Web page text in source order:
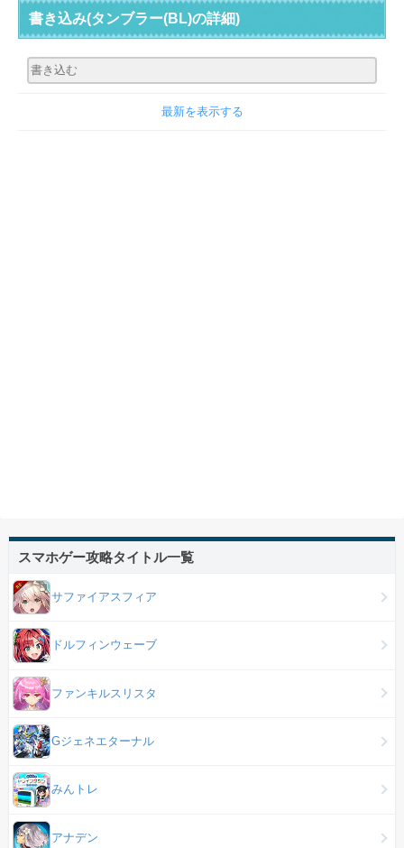
書き込み(タンブラー(BL)の詳細)
最新を表示する
スマホゲー攻略タイトル一覧
サファイアスフィア
ドルフィンウェーブ
ファンキルスリスタ
Gジェネエターナル
みんトレ
アナデン